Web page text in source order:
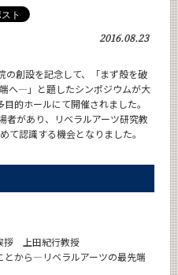
2016.08.23
の創設を記念して、「まず殻を破
へ―」と題したシンポジウムが大
的ホールにて開催されました。
者があり、リベラルアーツ研究教
て認識する機会となりました。
拶 上田紀行教授
とから―リベラルアーツの最先端